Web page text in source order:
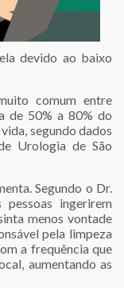
devido ao baixo
comum entre
de 50% a 80% do
segundo dados
Urologia de São
Segundo o Dr.
ingerirem
menos vontade
pela limpeza
a frequência que
aumentando as